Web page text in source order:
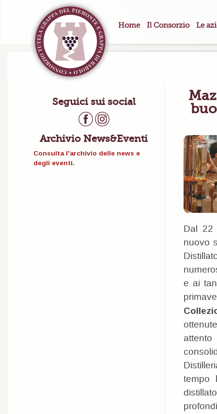
Home Il Consorzio Le
Seguici sui social
Archivio News&Eventi
Consulta l'archivio delle news e
degli eventi.
Dal 22
nuovo
e ai
tempo